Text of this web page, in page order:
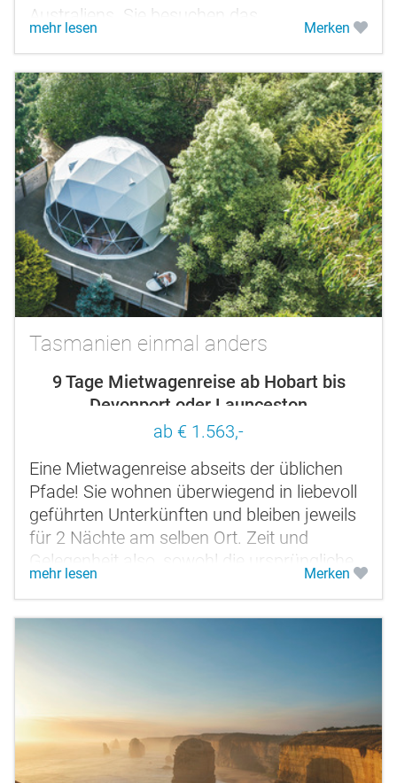
Australiens. Sie besuchen das
Weinanbaugebiet Hunter Valley, können mit
Delfinen...
mehr lesen Merken
Tasmanien einmal anders
9 Tage Mietwagenreise ab Hobart bis
Devonport oder Launceston
ab € 1.563,-
Eine Mietwagenreise abseits der üblichen
Pfade! Sie wohnen überwiegend in liebevoll
geführten Unterkünften und bleiben jeweils
für 2 Nächte am selben Ort. Zeit und
Gelegenheit also, sowohl die ursprüngliche
Natur, charmante...
mehr lesen Merken